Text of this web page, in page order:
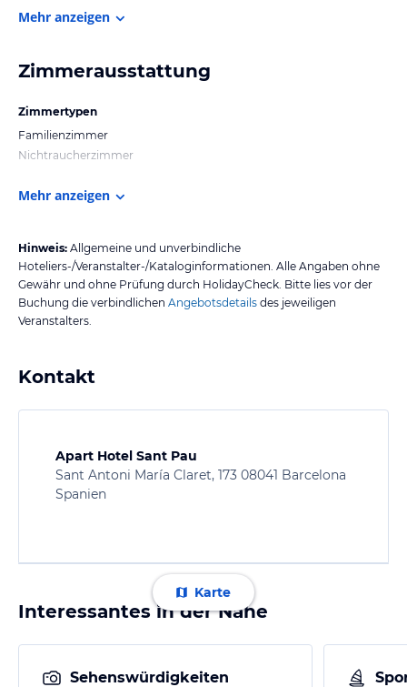
Mehr anzeigen
Zimmerausstattung
Zimmertypen
Familienzimmer
Nichtraucherzimmer
Mehr anzeigen
Hinweis: Allgemeine und unverbindliche
Hoteliers-/Veranstalter-/Kataloginformationen. Alle Angaben ohne
Gewähr und ohne Prüfung durch HolidayCheck. Bitte lies vor der
Buchung die verbindlichen Angebotsdetails des jeweiligen
Veranstalters.
Kontakt
Apart Hotel Sant Pau
Sant Antoni María Claret, 173 08041 Barcelona
Spanien
Karte
Interessantes in der Nähe
Sehenswürdigkeiten